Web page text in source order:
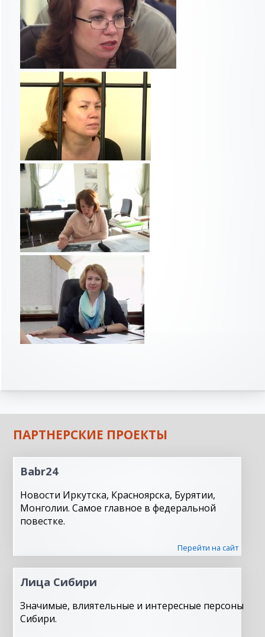
ПАРТНЕРСКИЕ ПРОЕКТЫ
Babr24
Новости Иркутска, Красноярска, Бурятии,
Монголии. Самое главное в федеральной
повестке.
Перейти на сайт
Лица Сибири
Значимые, влиятельные и интересные персоны
Сибири.